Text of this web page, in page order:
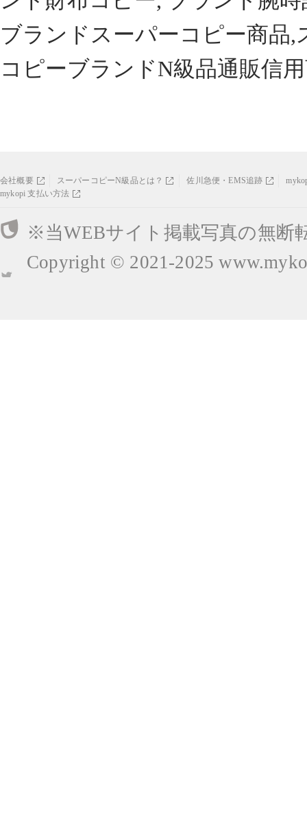
ブランドスーパーコピー商品
コピーブランドN級品通販信
会社概要 スーパーコピーN級品とは？ 佐川急便・EMS追跡
mykopi 支払い方法
※当WEBサイト掲載写真の無断
Copyright © 2021-2025